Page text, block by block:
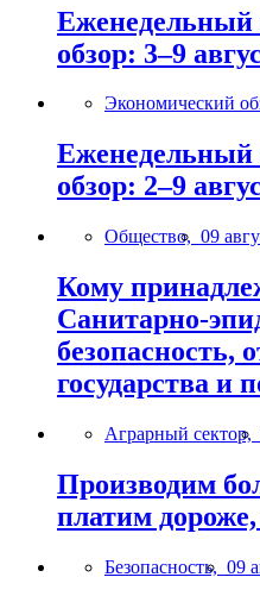
Еженедельный
обзор: 3–9
Экономический
Еженедельный
обзор: 2–9
Общество, 09
Кому
Санитарно-
безопасность,
государства и
Аграрный сектор,
Производим
платим
Безопасность, 09